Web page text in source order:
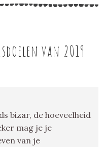
van 2019
bizar, de hoeveelheid
mag je je
van je